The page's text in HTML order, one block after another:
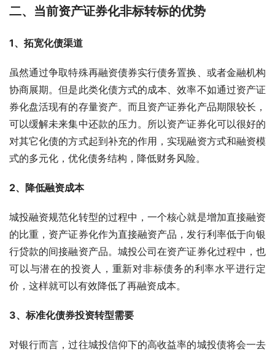
二、当前资产证券化非标转标的优势
1、拓宽化债渠道
虽然通过争取特殊再融资债券实行债务置换、或者金融机构
协商展期。但是此类化债方式的成本、效率不如通过资产证
券化盘活现有的存量资产。而且资产证券化产品期限较长，
可以缓解未来集中还款的压力。所以资产证券化可以很好的
对其它化债的方式起到补充的作用，实现融资方式和融资模
式的多元化，优化债务结构，降低财务风险。
2、降低融资成本
城投融资规范化转型的过程中，一个核心就是增加直接融资
的比重，资产证券化作为直接融资产品，发行利率低于向银
行贷款的间接融资产品。城投公司在资产证券化过程中，也
可以与潜在的投资人，重新对非标债务的利率水平进行定
价，这样就可以有效降低了再融资成本。
3、标准化债券投资转型需要
对银行而言，过往城投信仰下的高收益率的城投债将会一去